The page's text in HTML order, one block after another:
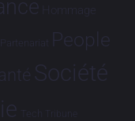
Hommage
Partenariat People
Société
Tech Tribune